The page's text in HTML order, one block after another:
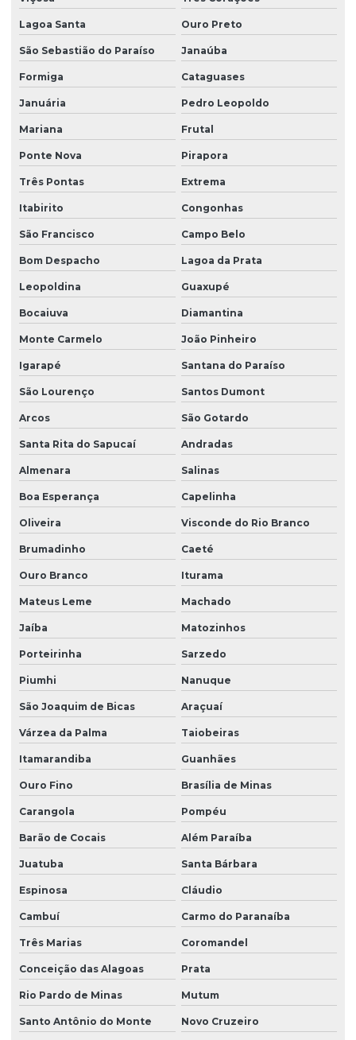
Serviço de automação industrial
Serviço de desenvolvimento de ihm
Serviço de retrofit para equipamentos industriais
Serviço de retrofit para otimização de maquinário
Serviços de automação para indústrias
Soluções de automação industrial
Soluções de ihm para controle industrial
Soluções ihm para operadores
Soluções de interface ihm personalizadas
Soluções de retrofit de automação industrial
Válvulas proporcionais
Lagoa Santa Ouro Preto
São Sebastião do Paraíso Janaúba
Formiga Cataguases
Januária Pedro Leopoldo
Mariana Frutal
Ponte Nova Pirapora
Três Pontas Extrema
Itabirito Congonhas
São Francisco Campo Belo
Bom Despacho Lagoa da Prata
Leopoldina Guaxupé
Bocaiuva Diamantina
Monte Carmelo João Pinheiro
Igarapé Santana do Paraíso
São Lourenço Santos Dumont
Arcos São Gotardo
Santa Rita do Sapucaí Andradas
Almenara Salinas
Boa Esperança Capelinha
Oliveira Visconde do Rio Branco
Brumadinho Caeté
Ouro Branco Iturama
Mateus Leme Machado
Jaíba Matozinhos
Porteirinha Sarzedo
Piumhi Nanuque
São Joaquim de Bicas Araçuaí
Várzea da Palma Taiobeiras
Itamarandiba Guanhães
Ouro Fino Brasília de Minas
Carangola Pompéu
Barão de Cocais Além Paraíba
Juatuba Santa Bárbara
Espinosa Cláudio
Cambuí Carmo do Paranaíba
Três Marias Coromandel
Conceição das Alagoas Prata
Rio Pardo de Minas Mutum
Santo Antônio do Monte Novo Cruzeiro